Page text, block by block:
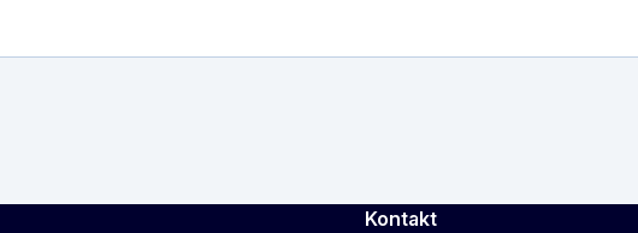
Kontakt